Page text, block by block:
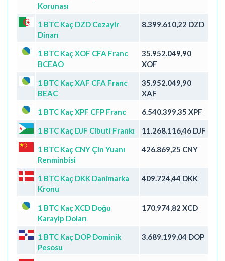
Korunası
1 BTC Kaç DZD Cezayir
Dinarı
8.399.610,22 DZD
1 BTC Kaç XOF CFA Franc
BCEAO
35.952.049,90
XOF
1 BTC Kaç XAF CFA Franc
BEAC
35.952.049,90
XAF
1 BTC Kaç XPF CFP Franc 6.540.399,35 XPF
1 BTC Kaç DJF Cibuti Frankı 11.268.116,46 DJF
1 BTC Kaç CNY Çin Yuanı
Renminbisi
426.869,25 CNY
1 BTC Kaç DKK Danimarka
Kronu
409.724,44 DKK
1 BTC Kaç XCD Doğu
Karayip Doları
170.974,82 XCD
1 BTC Kaç DOP Dominik
Pesosu
3.689.199,04 DOP